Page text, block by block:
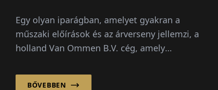
Egy olyan iparágban, amelyet gyakran a
műszaki előírások és az árverseny jellemzi, a
holland Van Ommen B.V. cég, amely
megközelítést választ: először a partnerség.
BŐVEBBEN